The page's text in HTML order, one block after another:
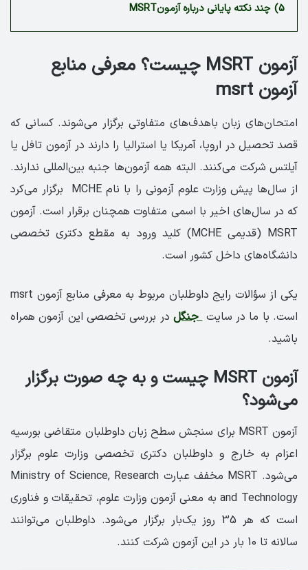
5) چند نکته پایانی درباره آزمونMSRT
آزمون MSRT چیست؟ معرفی منابع
آزمون msrt
امتحان‌های زبان باهدف‌های متفاوتی برگزار می‌شوند. کسانی که
قصد تحصیل در اروپا، آمریکا یا استرالیا را دارند در آزمون تافل یا
آیلتس شرکت می‌کنند. البته همه آزمون‌ها جنبه بین‌المللی ندارند.
از سال‌ها پیش وزارت علوم آزمونی را با نام MCHE برگزار می‌کرد
که در سال‌های اخیر با اسمی متفاوت همچنان برقرار است. آزمون
MSRT (قدیمی MCHE) کلید ورود به مقطع دکتری تخصصی
دانشگاه‌های داخل کشور است.
یکی از سؤالات رایج داوطلبان مربوط به معرفی منابع آزمون msrt
است. با ما در سایتجنگل در بررسی تخصصی این آزمون همراه
باشید.
آزمون MSRT چیست و به چه صورت برگزار
می‌شود؟
آزمون MSRT برای سنجش سطح زبان داوطلبان متقاضی بورسیه
اعزام به خارج و داوطلبان دکتری تخصصی وزارت علوم برگزار
می‌شود. MSRT مخفف عبارت Ministry of Science, Research
and Technology به معنی آزمون وزارت علوم، تحقیقات و فناوری
است که هر 35 روز یک‌بار برگزار می‌شود. داوطلبان می‌توانند
سالانه تا 10 بار در این آزمون شرکت کنند.